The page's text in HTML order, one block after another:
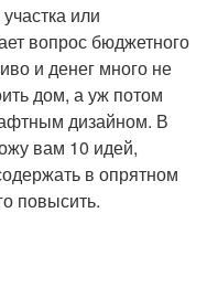
или
вопрос бюджетного
и денег много не
дом, а уж потом
дизайном. В
вам 10 идей,
в опрятном
повысить.